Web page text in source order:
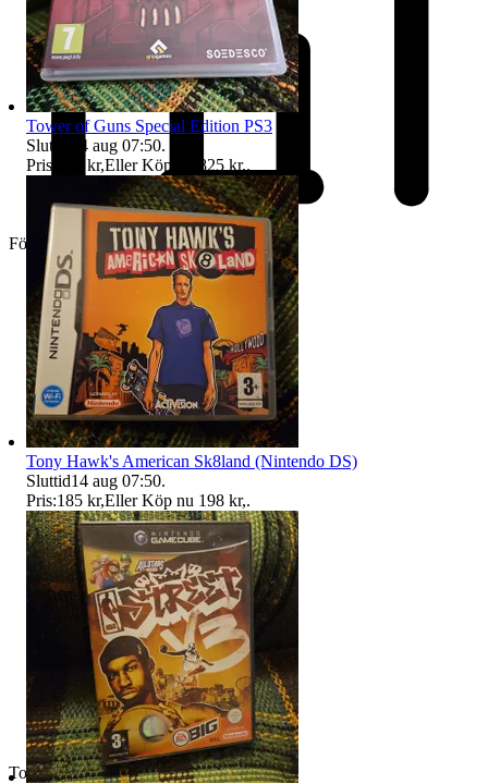
Företag
Toppsäljare
Tower of Guns Special Edition PS3
Sluttid
14 aug 07:50.
Pris:
798 kr,Eller Köp nu 825 kr,.
Tony Hawk's American Sk8land (Nintendo DS)
Sluttid14 aug 07:50.
Pris:185 kr,Eller Köp nu 198 kr,.